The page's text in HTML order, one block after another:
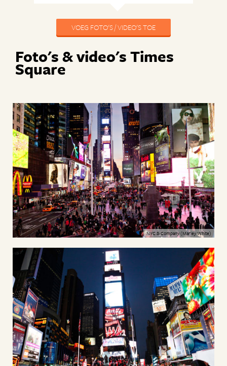
VOEG FOTO'S / VIDEO'S TOE
Foto's & video's Times
Square
NYC & Company (Marley White)